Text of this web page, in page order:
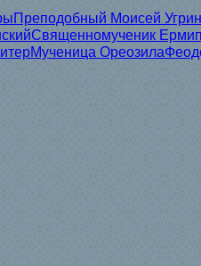
Преподобный Моисей
Священномученик
Мученица Ореозила